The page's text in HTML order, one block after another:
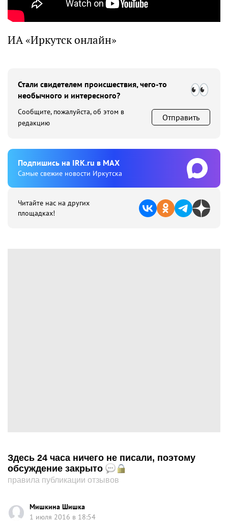
ИА «Иркутск онлайн»
Стали свидетелем происшествия, чего-то
необычного и интересного?
Сообщите, пожалуйста, об этом в
редакцию
Отправить
Подпишиcь на IRK.ru в MAX
Cамые свежие новости Иркутска
Читайте нас на других
площадках!
Здесь 24 часа ничего не писали, поэтому
обсуждение закрыто
правила публикации отзывов
Мишкина Шишка
1 июля 2016 в 18:54